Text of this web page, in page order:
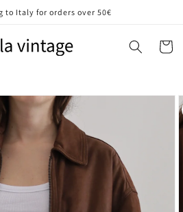
to Italy for orders over 50€
Carrello